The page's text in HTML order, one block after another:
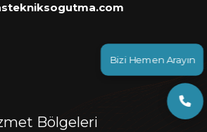
Bizi Hemen Arayın
Bölgeleri